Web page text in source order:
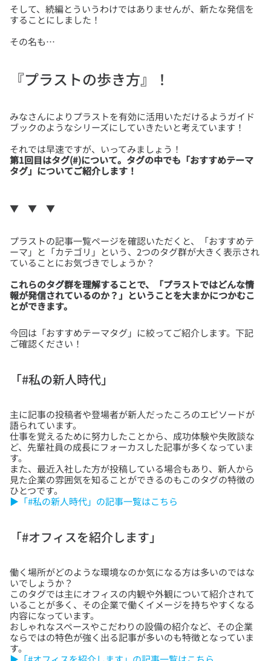
そして、続編とういうわけではありませんが、新たな発信を
その名も…
『プラストの歩き方』！
みなさんによりプラストを有効に活用いただけるようガイド
第1回目はタグ(#)について。タグの中でも「おすすめテーマ
タグ」についてご紹介します！
プラストの記事一覧ページを確認いただくと、「おすすめテ
ーマ」と「カテゴリ」という、2つのタグ群が大きく表示され
これらのタグ群を理解することで、「プラストではどんな情
報が発信されているのか？」ということを大まかにつかむこ
とができます。
今回は「おすすめテーマタグ」に絞ってご紹介します。下記
「#私の新人時代」
主に記事の投稿者や登場者が新人だったころのエピソードが
語られています。
仕事を覚えるために努力したことから、成功体験や失敗談な
ど、先輩社員の成長にフォーカスした記事が多くなっていま
す。
また、最近入社した方が投稿している場合もあり、新人から
見た企業の雰囲気を知ることができるのもこのタグの特徴の
▶「#私の新人時代」の記事一覧はこちら
「#オフィスを紹介します」
働く場所がどのような環境なのか気になる方は多いのではな
いでしょうか？
このタグでは主にオフィスの内観や外観について紹介されて
いることが多く、その企業で働くイメージを持ちやすくなる
内容になっています。
おしゃれなスペースやこだわりの設備の紹介など、その企業
ならではの特色が強く出る記事が多いのも特徴となっていま